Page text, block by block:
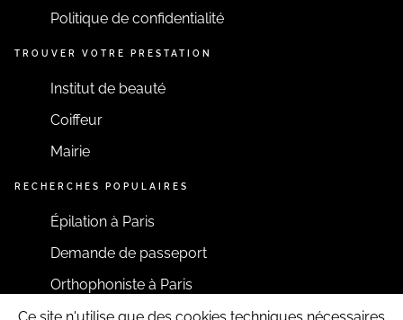
Politique de confidentialité
TROUVER VOTRE PRESTATION
Institut de beauté
Coiffeur
Mairie
RECHERCHES POPULAIRES
Épilation à Paris
Demande de passeport
Orthophoniste à Paris